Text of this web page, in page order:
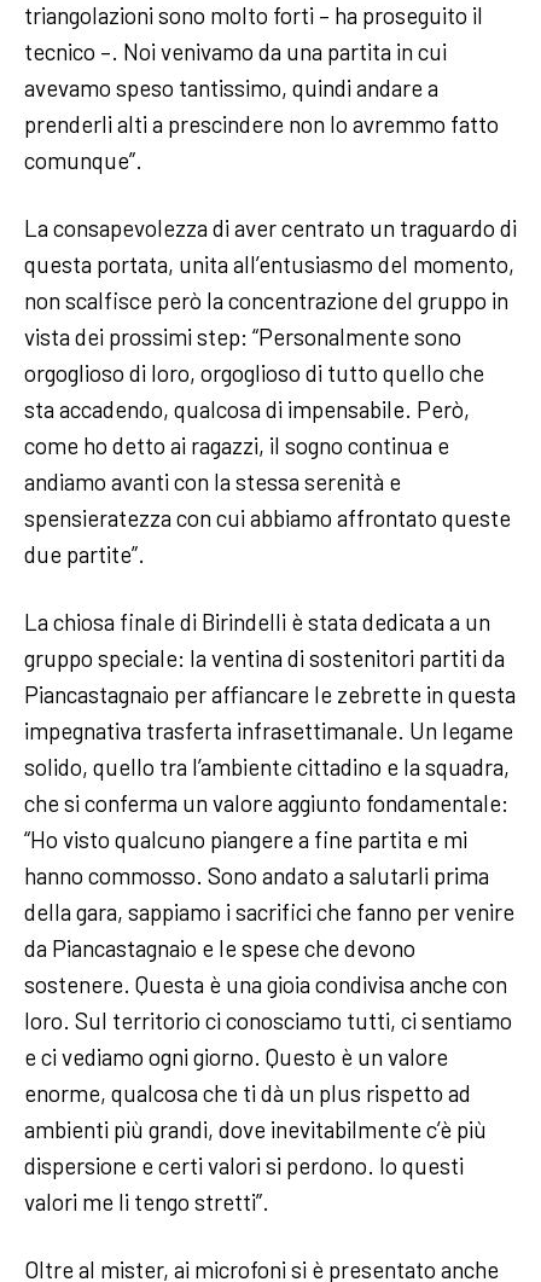
triangolazioni sono molto forti – ha proseguito il
tecnico –. Noi venivamo da una partita in cui
avevamo speso tantissimo, quindi andare a
prenderli alti a prescindere non lo avremmo fatto
comunque”.
La consapevolezza di aver centrato un traguardo di
questa portata, unita all’entusiasmo del momento,
non scalfisce però la concentrazione del gruppo in
vista dei prossimi step: “Personalmente sono
orgoglioso di loro, orgoglioso di tutto quello che
sta accadendo, qualcosa di impensabile. Però,
come ho detto ai ragazzi, il sogno continua e
andiamo avanti con la stessa serenità e
spensieratezza con cui abbiamo affrontato queste
due partite”.
La chiosa finale di Birindelli è stata dedicata a un
gruppo speciale: la ventina di sostenitori partiti da
Piancastagnaio per affiancare le zebrette in questa
impegnativa trasferta infrasettimanale. Un legame
solido, quello tra l’ambiente cittadino e la squadra,
che si conferma un valore aggiunto fondamentale:
“Ho visto qualcuno piangere a fine partita e mi
hanno commosso. Sono andato a salutarli prima
della gara, sappiamo i sacrifici che fanno per venire
da Piancastagnaio e le spese che devono
sostenere. Questa è una gioia condivisa anche con
loro. Sul territorio ci conosciamo tutti, ci sentiamo
e ci vediamo ogni giorno. Questo è un valore
enorme, qualcosa che ti dà un plus rispetto ad
ambienti più grandi, dove inevitabilmente c’è più
dispersione e certi valori si perdono. Io questi
valori me li tengo stretti”.
Oltre al mister, ai microfoni si è presentato anche